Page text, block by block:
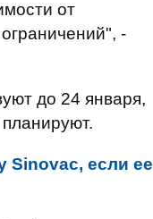
от
-
до 24 января,
Sinovac, если ее